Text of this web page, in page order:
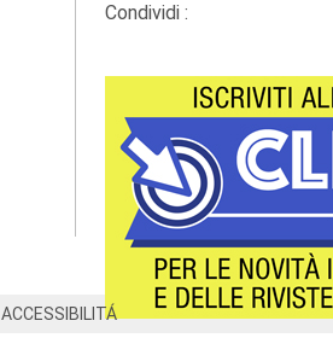
Condividi :
ACCESSIBILITÁ